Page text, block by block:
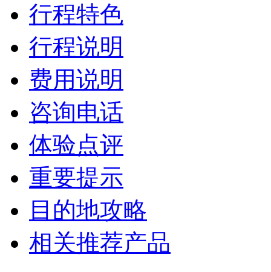
行程特色
行程说明
费用说明
咨询电话
体验点评
重要提示
目的地攻略
相关推荐产品